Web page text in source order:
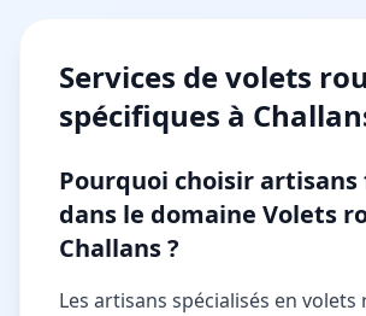
Services devolets
spécifiques à
Pourquoi choisir artisans
dans le domaine Volets
Challans ?
Les artisans spécialisés en volets